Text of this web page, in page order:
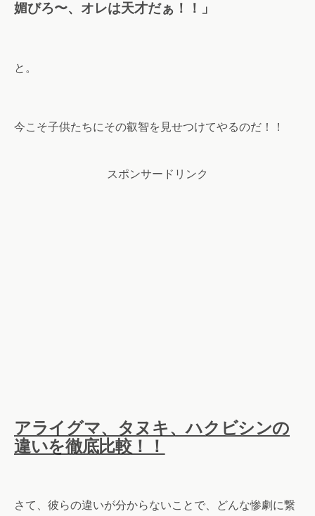
媚びろ〜、オレは天才だぁ！！」
と。
今こそ子供たちにその叡智を見せつけてやるのだ！！
スポンサードリンク
アライグマ、タヌキ、ハクビシンの
違いを徹底比較！！
さて、彼らの違いが分からないことで、どんな惨劇に繋